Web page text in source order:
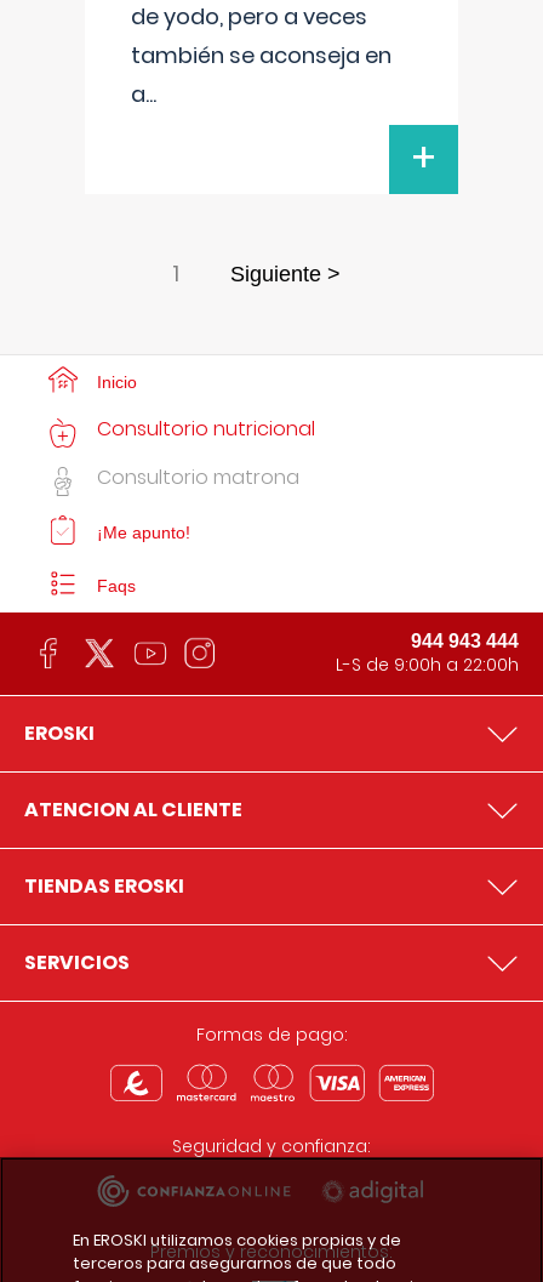
de yodo, pero a veces
también se aconseja en
a...
+
1 Siguiente >
Inicio
Consultorio nutricional
Consultorio matrona
¡Me apunto!
Faqs
944 943 444
L-S de 9:00h a 22:00h
EROSKI
ATENCION AL CLIENTE
TIENDAS EROSKI
SERVICIOS
Formas de pago:
Seguridad y confianza:
Premios y reconocimientos:
En EROSKI utilizamos cookies propias y de
terceros para asegurarnos de que todo